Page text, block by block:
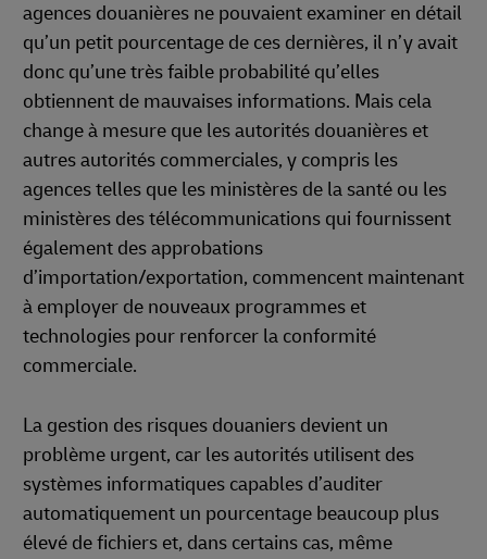
agences douanières ne pouvaient examiner en détail
qu’un petit pourcentage de ces dernières, il n’y avait
donc qu’une très faible probabilité qu’elles
obtiennent de mauvaises informations. Mais cela
change à mesure que les autorités douanières et
autres autorités commerciales, y compris les
agences telles que les ministères de la santé ou les
ministères des télécommunications qui fournissent
également des approbations
d’importation/exportation, commencent maintenant
à employer de nouveaux programmes et
technologies pour renforcer la conformité
commerciale.
La gestion des risques douaniers devient un
problème urgent, car les autorités utilisent des
systèmes informatiques capables d’auditer
automatiquement un pourcentage beaucoup plus
élevé de fichiers et, dans certains cas, même